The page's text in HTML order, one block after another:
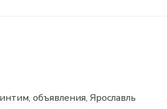
объявления, Ярославль